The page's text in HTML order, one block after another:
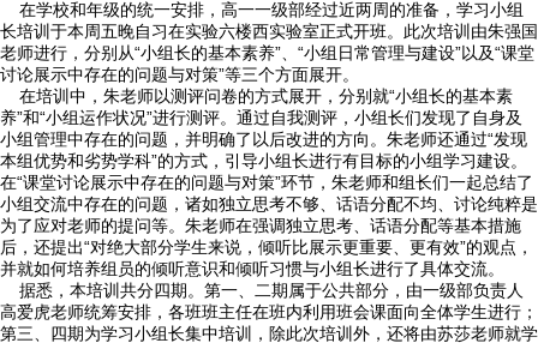
在学校和年级的统一安排，高一一级部经过近两周的准备，学习小组
长培训于本周五晚自习在实验六楼西实验室正式开班。此次培训由朱强国
老师进行，分别从“小组长的基本素养”、“小组日常管理与建设”以及“课堂
讨论展示中存在的问题与对策”等三个方面展开。
在培训中，朱老师以测评问卷的方式展开，分别就“小组长的基本素
养”和“小组运作状况”进行测评。通过自我测评，小组长们发现了自身及
小组管理中存在的问题，并明确了以后改进的方向。朱老师还通过“发现
本组优势和劣势学科”的方式，引导小组长进行有目标的小组学习建设。
在“课堂讨论展示中存在的问题与对策”环节，朱老师和组长们一起总结了
小组交流中存在的问题，诸如独立思考不够、话语分配不均、讨论纯粹是
为了应对老师的提问等。朱老师在强调独立思考、话语分配等基本措施
后，还提出“对绝大部分学生来说，倾听比展示更重要、更有效”的观点，
并就如何培养组员的倾听意识和倾听习惯与小组长进行了具体交流。
据悉，本培训共分四期。第一、二期属于公共部分，由一级部负责人
高爱虎老师统筹安排，各班班主任在班内利用班会课面向全体学生进行；
第三、四期为学习小组长集中培训，除此次培训外，还将由苏莎老师就学
 首页
 学校概况
 信息公开
 教学教研